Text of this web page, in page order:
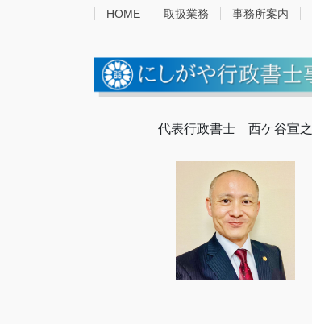
HOME 取扱業務 事務所案内
代表行政書士 西ケ谷宣之